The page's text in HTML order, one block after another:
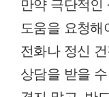
만약 극단적인
도움을 요청
전화나 정신
상담을 받을